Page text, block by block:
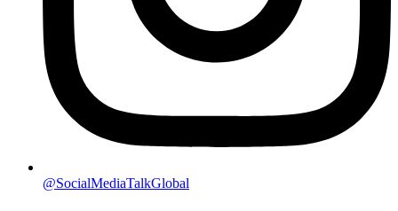
@SocialMediaTalkGlobal